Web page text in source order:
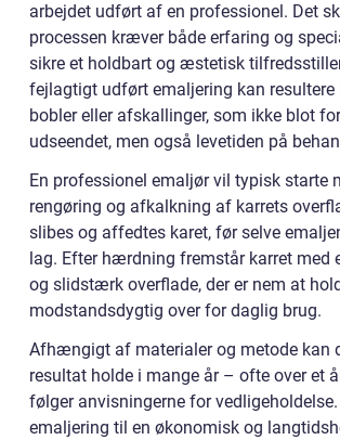
arbejdet udført af en professionel. Det
processen kræver både erfaring og
sikre et holdbart og æstetisk
fejlagtigt udført emaljering kan
bobler eller afskallinger, som ikke blot
udseendet, men også levetiden på
En professionel emaljør vil typisk starte
rengøring og afkalkning af karrets
slibes og affedtes karet, før selve
lag. Efter hærdning fremstår karret med
og slidstærk overflade, der er nem at
modstandsdygtig over for daglig brug.
Afhængigt af materialer og metode kan
resultat holde i mange år – ofte over et
følger anvisningerne for
emaljering til en økonomisk og